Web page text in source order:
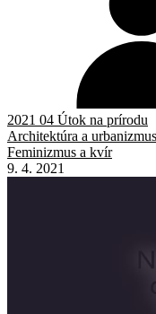
2021 04 Útok na prírodu
Architektúra a urbanizmus
Feminizmus a kvír
9. 4. 2021